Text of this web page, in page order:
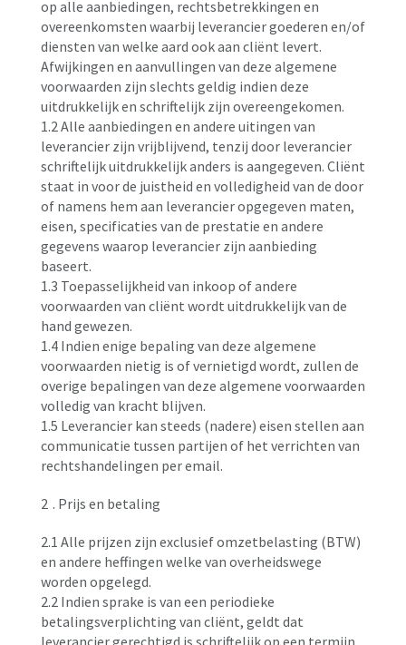
op alle aanbiedingen, rechtsbetrekkingen en
overeenkomsten waarbij leverancier goederen en/of
diensten van welke aard ook aan cliënt levert.
Afwijkingen en aanvullingen van deze algemene
voorwaarden zijn slechts geldig indien deze
uitdrukkelijk en schriftelijk zijn overeengekomen.
1.2 Alle aanbiedingen en andere uitingen van
leverancier zijn vrijblijvend, tenzij door leverancier
schriftelijk uitdrukkelijk anders is aangegeven. Cliënt
staat in voor de juistheid en volledigheid van de door
of namens hem aan leverancier opgegeven maten,
eisen, specificaties van de prestatie en andere
gegevens waarop leverancier zijn aanbieding
baseert.
1.3 Toepasselijkheid van inkoop of andere
voorwaarden van cliënt wordt uitdrukkelijk van de
hand gewezen.
1.4 Indien enige bepaling van deze algemene
voorwaarden nietig is of vernietigd wordt, zullen de
overige bepalingen van deze algemene voorwaarden
volledig van kracht blijven.
1.5 Leverancier kan steeds (nadere) eisen stellen aan
communicatie tussen partijen of het verrichten van
rechtshandelingen per email.
2 . Prijs en betaling
2.1 Alle prijzen zijn exclusief omzetbelasting (BTW)
en andere heffingen welke van overheidswege
worden opgelegd.
2.2 Indien sprake is van een periodieke
betalingsverplichting van cliënt, geldt dat
leverancier gerechtigd is schriftelijk op een termijn